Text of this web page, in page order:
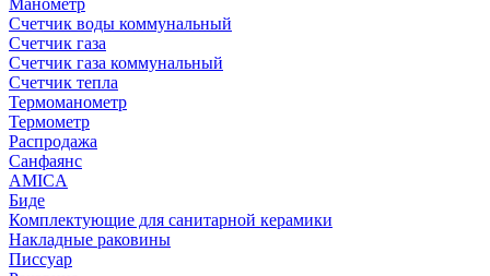
Манометр
Счетчик воды коммунальный
Счетчик газа
Счетчик газа коммунальный
Счетчик тепла
Термоманометр
Термометр
Распродажа
Санфаянс
AMICA
Биде
Комплектующие для санитарной керамики
Накладные раковины
Писсуар